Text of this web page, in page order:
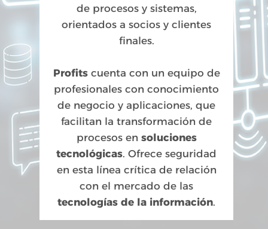
de procesos y sistemas,
orientados a socios y clientes
finales.
Profits cuenta con un equipo de
profesionales con conocimiento
de negocio y aplicaciones, que
facilitan la transformación de
procesos en soluciones
tecnológicas. Ofrece seguridad
en esta línea crítica de relación
con el mercado de las
tecnologías de la información.